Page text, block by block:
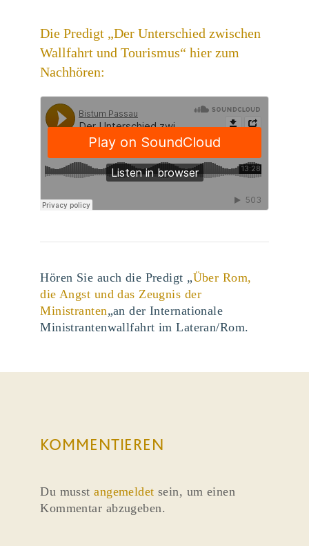
Die Predigt „Der Unterschied zwischen
Wallfahrt und Tourismus“ hier zum
Nachhören:
Hören Sie auch die Predigt „Über Rom,
die Angst und das Zeugnis der
Ministranten„an der Internationale
Ministrantenwallfahrt im Lateran/Rom.
KOMMENTIEREN
Du musstangemeldet sein, um einen
Kommentar abzugeben.